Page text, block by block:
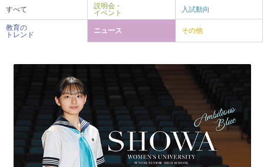
すべて
説明会・
イベント
入試動向
教育の
トレンド
ニュース その他